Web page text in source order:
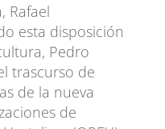
Rafael
esta disposición
Pedro
trascurso de
de la nueva
de